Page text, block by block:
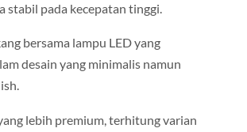
stabil pada kecepatan tinggi.
bersama lampu LED yang
desain yang minimalis namun
lebih premium, terhitung varian